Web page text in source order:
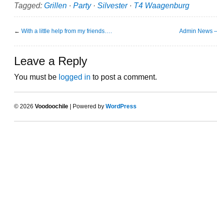
Tagged: Grillen · Party· Silvester· T4 Waagenburg
← With a little help from my friends…. Admin News
Leave a Reply
You must be logged in to post a comment.
© 2026 Voodoochile | Powered by WordPress